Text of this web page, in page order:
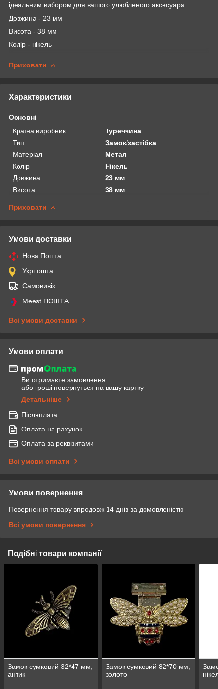
ідеальним вибором для вашого улюбленого аксесуара.
Довжина - 23 мм
Висота - 38 мм
Колір - нікель
Приховати
Характеристики
Основні
Країна виробник
Туреччина
Тип
Замок/застібка
Матеріал
Метал
Колір
Нікель
Довжина
23 мм
Висота
38 мм
Приховати
Умови доставки
Нова Пошта
Укрпошта
Самовивіз
Meest ПОШТА
Всі умови доставки
Умови оплати
Ви отримаєте замовлення
або гроші повернуться на вашу картку
Детальніше
Післяплата
Оплата на рахунок
Оплата за реквізитами
Всі умови оплати
Умови повернення
Повернення товару впродовж 14 днів за домовленістю
Всі умови повернення
Подібні товари компанії
Замок сумковий 32*47 мм,
антик
Замок сумковий 82*70 мм,
золото